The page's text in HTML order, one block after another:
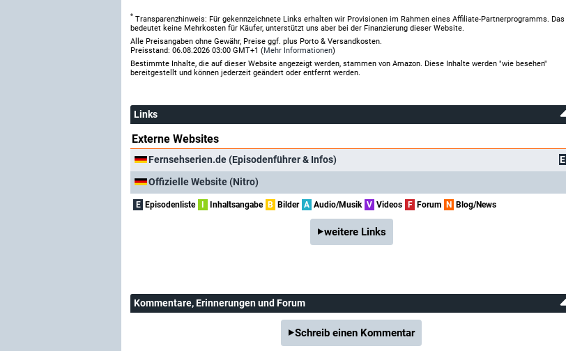
* Transparenzhinweis: Für gekennzeichnete Links erhalten wir Provisionen im Rahmen eines Affiliate-Partnerprogramms. Das
bedeutet keine Mehrkosten für Käufer, unterstützt uns aber bei der Finanzierung dieser Website.
Alle Preisangaben ohne Gewähr, Preise ggf. plus Porto & Versandkosten.
Preisstand: 06.08.2026 03:00 GMT+1 (Mehr Informationen)
Bestimmte Inhalte, die auf dieser Website angezeigt werden, stammen von Amazon. Diese Inhalte werden "wie besehen"
bereitgestellt und können jederzeit geändert oder entfernt werden.
Links
Externe Websites
Fernsehserien.de (Episodenführer & Infos) E
Offizielle Website (Nitro)
E Episodenliste I Inhaltsangabe B Bilder A Audio/Musik V Videos F Forum N Blog/News
weitere Links
Kommentare, Erinnerungen und Forum
Schreib einen Kommentar